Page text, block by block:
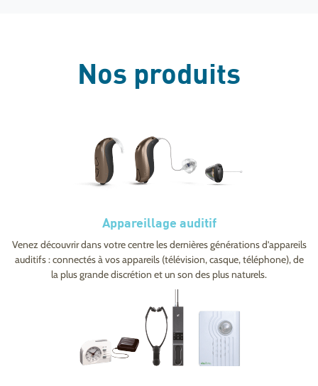
Nos produits
Appareillage auditif
Venez découvrir dans votre centre les dernières générations d’appareils
auditifs : connectés à vos appareils (télévision, casque, téléphone), de
la plus grande discrétion et un son des plus naturels.